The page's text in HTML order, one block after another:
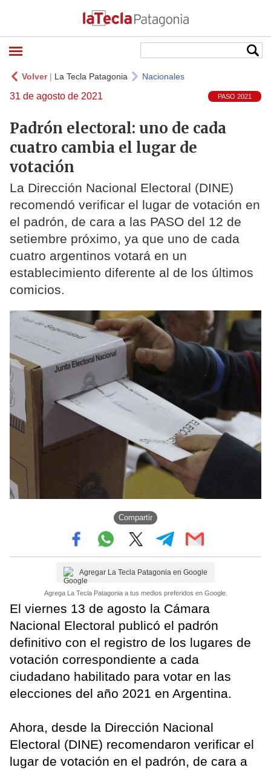
Volver| La Tecla Patagonia Nacionales
31 de agosto de 2021 PASO 2021
Padrón electoral: uno de cada
cuatro cambia el lugar de
votación
La Dirección Nacional Electoral (DINE)
recomendó verificar el lugar de votación en
el padrón, de cara a las PASO del 12 de
setiembre próximo, ya que uno de cada
cuatro argentinos votará en un
establecimiento diferente al de los últimos
comicios.
Compartir
Agregar La Tecla Patagonia en Google
Agrega La Tecla Patagonia a tus medios preferidos en Google.
El viernes 13 de agosto la Cámara
Nacional Electoral publicó el padrón
definitivo con el registro de los lugares de
votación correspondiente a cada
ciudadano habilitado para votar en las
elecciones del año 2021 en Argentina.
Ahora, desde la Dirección Nacional
Electoral (DINE) recomendaron verificar el
lugar de votación en el padrón, de cara a